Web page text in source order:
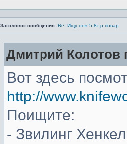
Заголовок сообщения: Re: Ищу нож.5-8т.р.повар
Дмитрий Колотов
Вот здесь
http://
Поищите:
- Звилинг